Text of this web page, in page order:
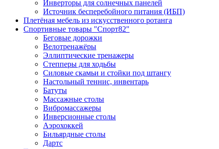
Инверторы для солнечных панелей
Источник бесперебойного питания (ИБП)
Плетёная мебель из искусственного ротанга
Спортивные товары "Спорт82"
Беговые дорожки
Велотренажёры
Эллиптические тренажеры
Степперы для ходьбы
Силовые скамьи и стойки под штангу
Настольный теннис, инвентарь
Батуты
Массажные столы
Вибромассажеры
Инверсионные столы
Аэрохоккей
Бильярдные столы
Дартс